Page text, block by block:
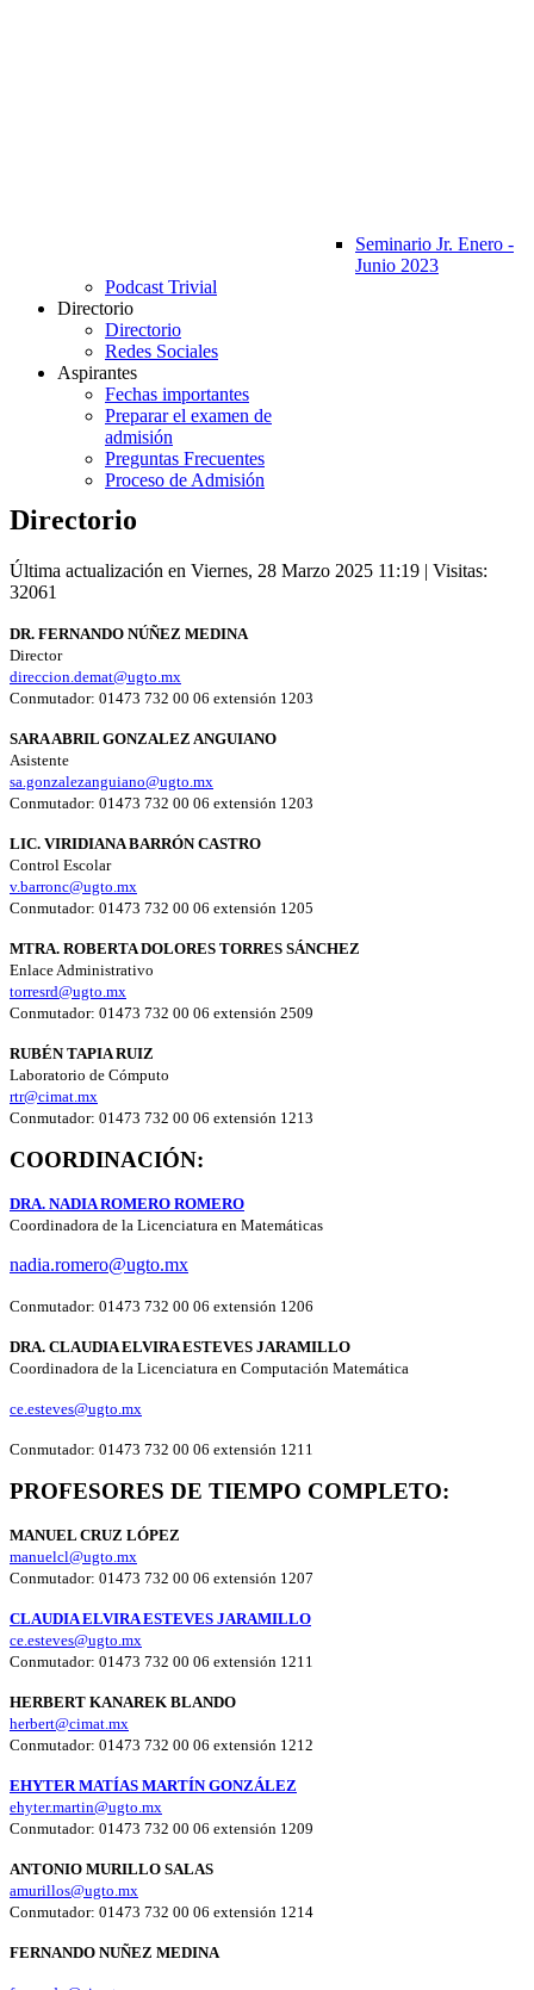
Seminario Jr. Enero -
Junio 2023
Podcast Trivial
Directorio
Directorio
Redes Sociales
Aspirantes
Fechas importantes
Preparar el examen de
admisión
Preguntas Frecuentes
Proceso de Admisión
Directorio
Última actualización en Viernes, 28 Marzo 2025 11:19 | Visitas:
32061
DR. FERNANDO NÚÑEZ MEDINA
Director
direccion.demat@ugto.mx
Conmutador: 01473 732 00 06 extensión 1203
SARA ABRIL GONZALEZ ANGUIANO
Asistente
sa.gonzalezanguiano@ugto.mx
Conmutador: 01473 732 00 06 extensión 1203
LIC. VIRIDIANA BARRÓN CASTRO
Control Escolar
v.barronc@ugto.mx
Conmutador: 01473 732 00 06 extensión 1205
MTRA. ROBERTA DOLORES TORRES SÁNCHEZ
Enlace Administrativo
torresrd@ugto.mx
Conmutador: 01473 732 00 06 extensión 2509
RUBÉN TAPIA RUIZ
Laboratorio de Cómputo
rtr@cimat.mx
Conmutador: 01473 732 00 06 extensión 1213
COORDINACIÓN:
DRA. NADIA ROMERO ROMERO
Coordinadora de la Licenciatura en Matemáticas
nadia.romero@ugto.mx
Conmutador: 01473 732 00 06 extensión 1206
DRA. CLAUDIA ELVIRA ESTEVES JARAMILLO
Coordinadora de la Licenciatura en Computación Matemática
ce.esteves@ugto.mx
Conmutador: 01473 732 00 06 extensión 1211
PROFESORES DE TIEMPO COMPLETO:
MANUEL CRUZ LÓPEZ
manuelcl@ugto.mx
Conmutador: 01473 732 00 06 extensión 1207
CLAUDIA ELVIRA ESTEVES JARAMILLO
ce.esteves@ugto.mx
Conmutador: 01473 732 00 06 extensión 1211
HERBERT KANAREK BLANDO
herbert@cimat.mx
Conmutador: 01473 732 00 06 extensión 1212
EHYTER MATÍAS MARTÍN GONZÁLEZ
ehyter.martin@ugto.mx
Conmutador: 01473 732 00 06 extensión 1209
ANTONIO MURILLO SALAS
amurillos@ugto.mx
Conmutador: 01473 732 00 06 extensión 1214
FERNANDO NUÑEZ MEDINA